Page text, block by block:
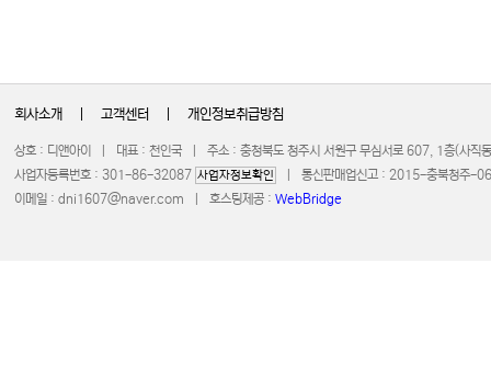
회사소개 고객센터 개인정보취급방침
상호 : 디앤아이 | 대표 : 천인국 | 주소 : 충청북도 청주시 서원구 무심서로 607, 1층(사직
사업자등록번호 : 301-86-32087 사업자정보확인
| 통신판매업신고 : 2015-충북청
이메일 : dni1607@naver.com | 호스팅제공 : WebBridge